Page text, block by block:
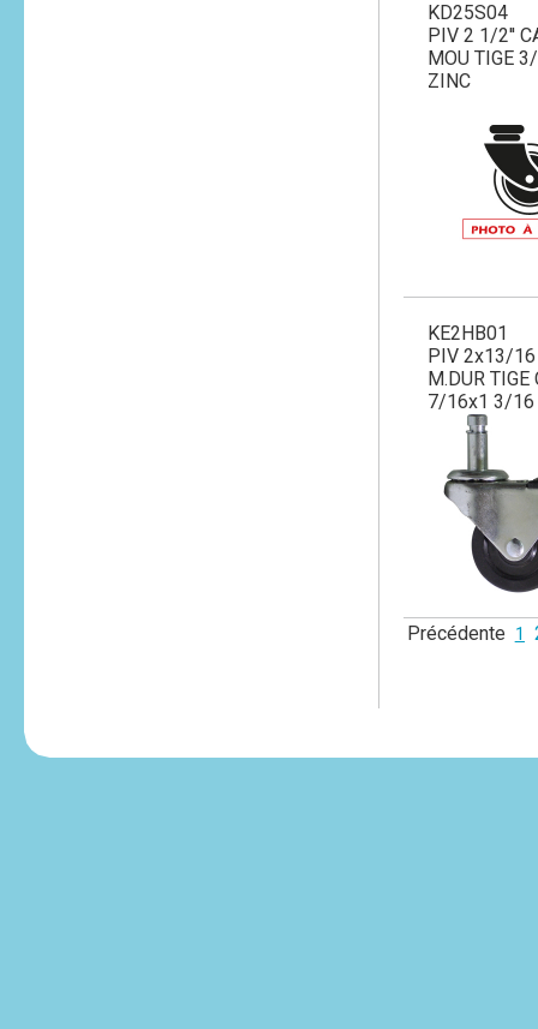
KD25S04
PIV 2 1/2''
MOU TIGE
ZINC
KE2HB01
PIV 2x13/16
M.DUR TIGE
7/16x1 3/16
Précédente 1